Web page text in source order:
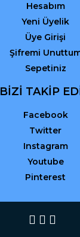
Hesabım
Yeni Üyelik
Üye Girişi
Şifremi
Sepetiniz
BİZİ TAKİP
Facebook
Twitter
Instagram
Youtube
Pinterest